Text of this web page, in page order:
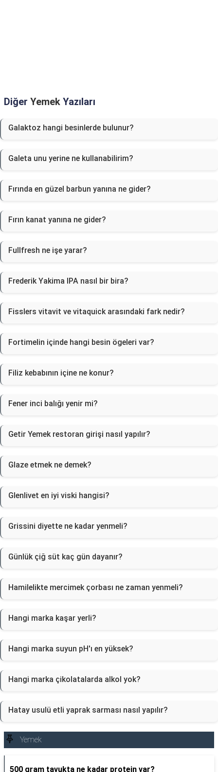
Diğer Yemek Yazıları
Galaktoz hangi besinlerde bulunur?
Galeta unu yerine ne kullanabilirim?
Fırında en güzel barbun yanına ne gider?
Fırın kanat yanına ne gider?
Fullfresh ne işe yarar?
Frederik Yakima IPA nasıl bir bira?
Fisslers vitavit ve vitaquick arasındaki fark nedir?
Fortimelin içinde hangi besin ögeleri var?
Filiz kebabının içine ne konur?
Fener inci balığı yenir mi?
Getir Yemek restoran girişi nasıl yapılır?
Glaze etmek ne demek?
Glenlivet en iyi viski hangisi?
Grissini diyette ne kadar yenmeli?
Günlük çiğ süt kaç gün dayanır?
Hamilelikte mercimek çorbası ne zaman yenmeli?
Hangi marka kaşar yerli?
Hangi marka suyun pH'ı en yüksek?
Hangi marka çikolatalarda alkol yok?
Hatay usulü etli yaprak sarması nasıl yapılır?
Yemek
500 gram tavukta ne kadar protein var?